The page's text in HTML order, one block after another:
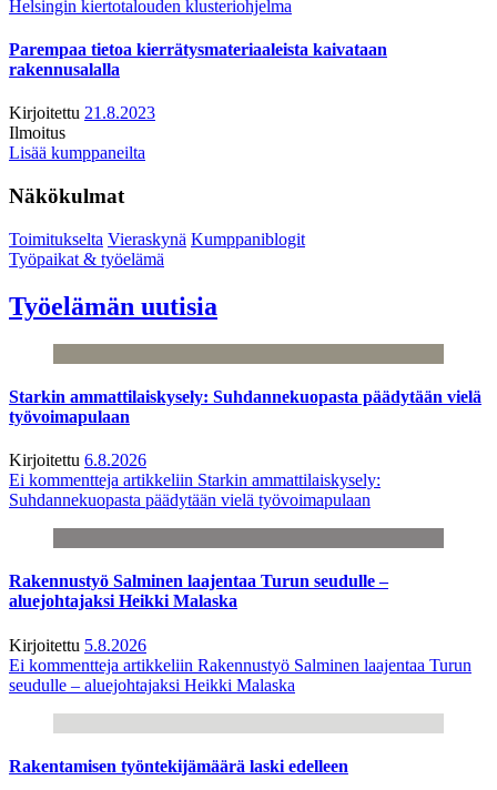
Helsingin kiertotalouden klusteriohjelma
Parempaa tietoa kierrätysmateriaaleista kaivataan
rakennusalalla
Kirjoitettu 21.8.2023
Ilmoitus
Lisää kumppaneilta
Näkökulmat
Toimitukselta Vieraskynä Kumppaniblogit
Työpaikat & työelämä
Työelämän uutisia
Starkin ammattilaiskysely: Suhdannekuopasta päädytään vielä
työvoimapulaan
Kirjoitettu 6.8.2026
Ei kommentteja artikkeliin Starkin ammattilaiskysely:
Suhdannekuopasta päädytään vielä työvoimapulaan
Rakennustyö Salminen laajentaa Turun seudulle –
aluejohtajaksi Heikki Malaska
Kirjoitettu 5.8.2026
Ei kommentteja artikkeliin Rakennustyö Salminen laajentaa Turun
seudulle – aluejohtajaksi Heikki Malaska
Rakentamisen työntekijämäärä laski edelleen